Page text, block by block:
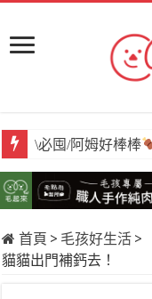
\必囤/阿姆好棒棒
首頁 > 毛孩好生活 >
貓貓出門補鈣去！